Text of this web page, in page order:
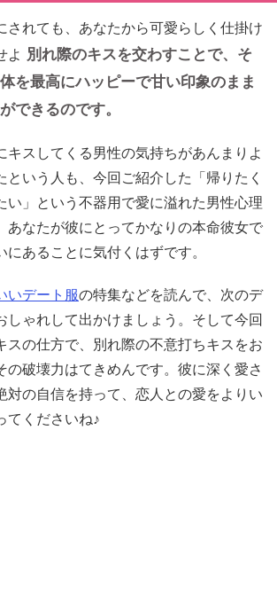
されても、あなたから可愛らしく仕掛け
よ 別れ際のキスを交わすことで、そ
を最高にハッピーで甘い印象のまま
できるのです。
キスしてくる男性の気持ちがあんまりよ
という人も、今回ご紹介した「帰りたく
い」という不器用で愛に溢れた男性心理
あなたが彼にとってかなりの本命彼女で
にあることに気付くはずです。
いデート服の特集などを読んで、次のデ
しゃれして出かけましょう。そして今回
スの仕方で、別れ際の不意打ちキスをお
の破壊力はてきめんです。彼に深く愛さ
対の自信を持って、恋人との愛をよりい
てくださいね♪